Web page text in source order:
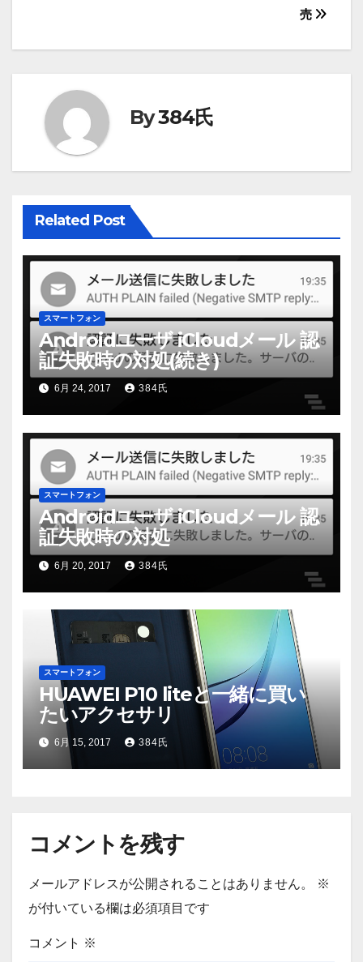
ナ
ゲ
ー
シ
ョ
ン
売
By384氏
Related Post
スマートフォン
Androidユーザ iCloudメール 認
証失敗時の対処(続き)
6月 24, 2017 384氏
スマートフォン
Androidユーザ iCloudメール 認
証失敗時の対処
6月 20, 2017 384氏
スマートフォン
HUAWEI P10 liteと一緒に買い
たいアクセサリ
6月 15, 2017 384氏
コメントを残す
メールアドレスが公開されることはありません。
※
が付いている欄は必須項目です
コメント ※